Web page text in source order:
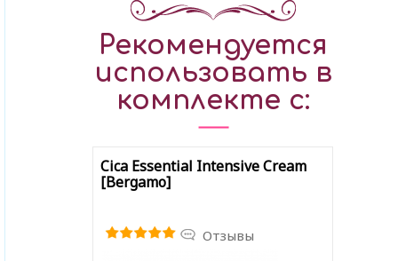
Рекомендуется
использовать в
комплекте с:
Cica Essential Intensive Cream
[Bergamo]
Отзывы